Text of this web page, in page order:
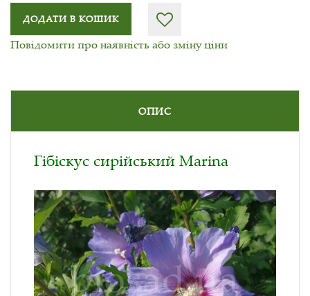
ДОДАТИ В КОШИК
Повідомити про наявність або зміну ціни
ОПИС
Гібіскус сирійський Marina